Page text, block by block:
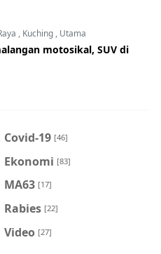
, Kuching , Utama
motosikal, SUV di
Covid-19 [46]
Ekonomi [83]
MA63 [17]
Rabies [22]
Video [27]